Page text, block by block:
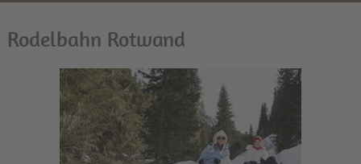
Rodelbahn Rotwand